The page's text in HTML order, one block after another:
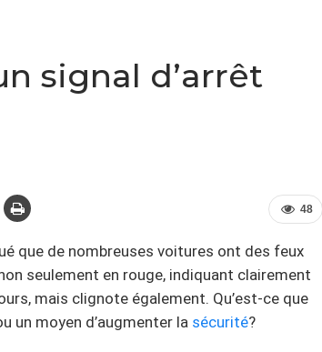
signal d’arrêt
48
que de nombreuses voitures ont des feux
seulement en rouge, indiquant clairement
mais clignote également. Qu’est-ce que
un moyen d’augmenter la sécurité?